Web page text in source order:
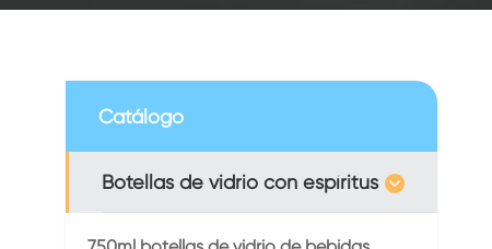
Catálogo
Botellas de vidrio con espíritus